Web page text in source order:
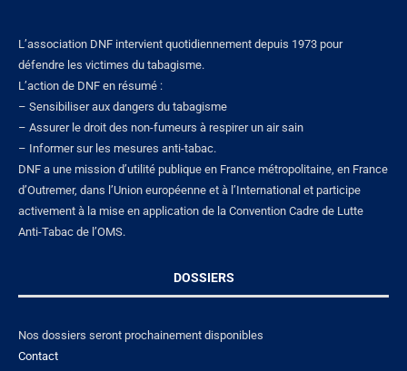
L’association DNF intervient quotidiennement depuis 1973 pour
défendre les victimes du tabagisme.
L’action de DNF en résumé :
– Sensibiliser aux dangers du tabagisme
– Assurer le droit des non-fumeurs à respirer un air sain
– Informer sur les mesures anti-tabac.
DNF a une mission d’utilité publique en France métropolitaine, en France
d’Outremer, dans l’Union européenne et à l’International et participe
activement à la mise en application de la Convention Cadre de Lutte
Anti-Tabac de l’OMS.
DOSSIERS
Nos dossiers seront prochainement disponibles
Contact